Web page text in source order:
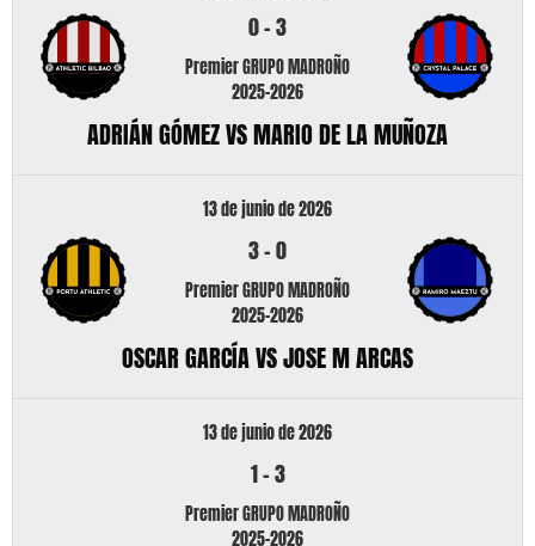
0-3
Premier GRUPO MADROÑO
2025-2026
ADRIÁN GÓMEZ VS MARIO DE LA MUÑOZA
13 de junio de 2026
3-0
Premier GRUPO MADROÑO
2025-2026
OSCAR GARCÍA VS JOSE M ARCAS
13 de junio de 2026
1-3
Premier GRUPO MADROÑO
2025-2026